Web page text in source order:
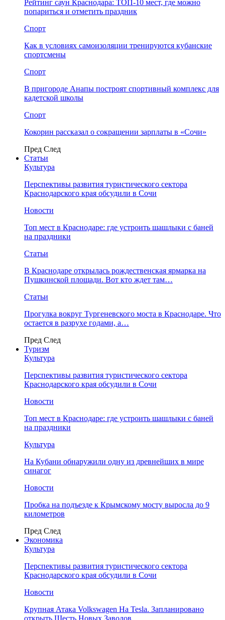
Рейтинг саун Краснодара: ТОП-10 мест, где можно
попариться и отметить праздник
Спорт
Как в условиях самоизоляции тренируются кубанские
спортсмены
Спорт
В пригороде Анапы построят спортивный комплекс для
кадетской школы
Спорт
Кокорин рассказал о сокращении зарплаты в «Сочи»
Пред След
Статьи
Культура
Перспективы развития туристического сектора
Краснодарского края обсудили в Сочи
Новости
Топ мест в Краснодаре: где устроить шашлыки с баней
на праздники
Статьи
В Краснодаре открылась рождественская ярмарка на
Пушкинской площади. Вот кто ждет там…
Статьи
Прогулка вокруг Тургеневского моста в Краснодаре. Что
остается в разрухе годами, а…
Пред След
Туризм
Культура
Перспективы развития туристического сектора
Краснодарского края обсудили в Сочи
Новости
Топ мест в Краснодаре: где устроить шашлыки с баней
на праздники
Культура
На Кубани обнаружили одну из древнейших в мире
синагог
Новости
Пробка на подъезде к Крымскому мосту выросла до 9
километров
Пред След
Экономика
Культура
Перспективы развития туристического сектора
Краснодарского края обсудили в Сочи
Новости
Крупная Атака Volkswagen На Tesla. Запланировано
открыть Шесть Новых Заводов